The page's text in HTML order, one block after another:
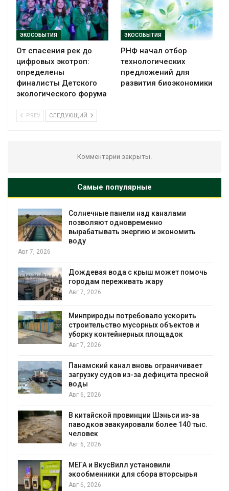
ЭКОСОБЫТИЯ
От спасения рек до
цифровых экотроп:
определены
финалисты Детского
экологического форума
ЭКОСОБЫТИЯ
РНФ начал отбор
технологических
предложений для
развития биоэкономики
PREV СЛЕДУЮЩИЙ
Комментарии закрыты.
Самые популярные
Солнечные панели над каналами
позволяют одновременно
вырабатывать энергию и экономить
воду
Авг 7, 2026
Дождевая вода с крыш может помочь
городам переживать жару
Авг 7, 2026
Минприроды потребовало ускорить
строительство мусорных объектов и
уборку контейнерных площадок
Авг 7, 2026
Панамский канал вновь ограничивает
загрузку судов из-за дефицита пресной
воды
Авг 6, 2026
В китайской провинции Шэньси из-за
паводков эвакуировали более 140 тыс.
человек
Авг 6, 2026
МЕГА и ВкусВилл установили
экообменники для сбора вторсырья
Авг 6, 2026